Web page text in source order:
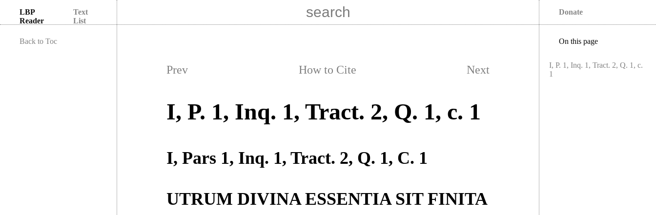
LBP
Reader
Text
List
Donate
Back to Toc
Prev How to Cite Next
I, P. 1, Inq. 1, Tract. 2, Q. 1, c. 1
I, Pars 1, Inq. 1, Tract. 2, Q. 1, C. 1
UTRUM DIVINA ESSENTIA SIT FINITA
On this page
I, P. 1, Inq. 1, Tract. 2, Q. 1, c.
1